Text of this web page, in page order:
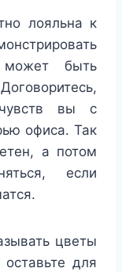
лояльна к
быть
вы с
офиса. Так
а потом
если
цветы
для